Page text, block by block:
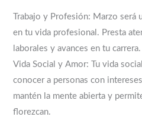
Trabajo y Profesión: Marzo será
en tu vida profesional. Presta
laborales y avances en tu carrera.
Vida Social y Amor: Tu vida
conocer a personas con
mantén la mente abierta y
florezcan.